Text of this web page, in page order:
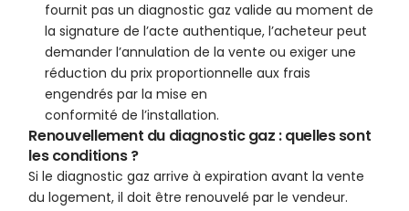
fournit pas un diagnostic gaz valide au moment de
la signature de l’acte authentique, l’acheteur peut
demander l’annulation de la vente ou exiger une
réduction du prix proportionnelle aux frais
engendrés par la mise en
conformité de l’installation.
Renouvellement du diagnostic gaz : quelles sont
les conditions ?
Si le diagnostic gaz arrive à expiration avant la vente
du logement, il doit être renouvelé par le vendeur.